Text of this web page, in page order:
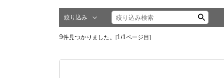
絞り込み
9件見つかりました。[1 /1 ページ目]